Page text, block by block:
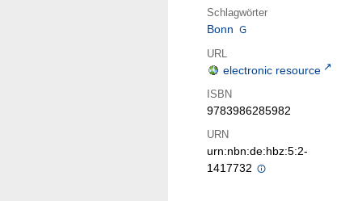
Schlagwörter
Bonn
URL
electronic resource
ISBN
9783986285982
URN
urn:nbn:de:hbz:5:2-
1417732